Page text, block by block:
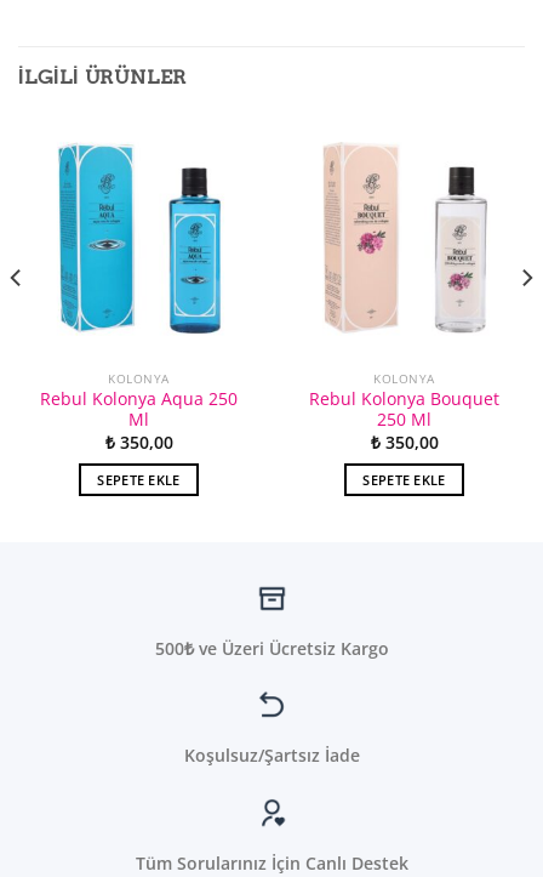
İLGILI ÜRÜNLER
KOLONYA
Rebul Kolonya Aqua 250
Ml
₺350,00
SEPETE EKLE
KOLONYA
Rebul Kolonya Bouquet
250 Ml
₺350,00
SEPETE EKLE
500₺ ve Üzeri Ücretsiz Kargo
Koşulsuz/Şartsız İade
Tüm Sorularınız İçin Canlı Destek